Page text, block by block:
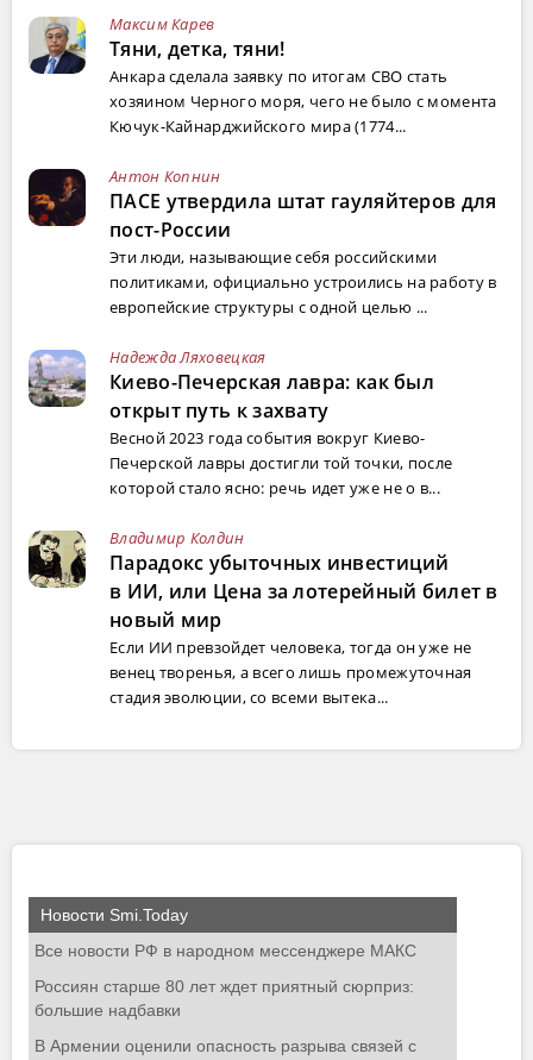
Максим Карев
Тяни, детка, тяни!
Анкара сделала заявку по итогам СВО стать
хозяином Черного моря, чего не было с момента
Кючук-Кайнарджийского мира (1774...
Антон Копнин
ПАСЕ утвердила штат гауляйтеров для
пост-России
Эти люди, называющие себя российскими
политиками, официально устроились на работу в
европейские структуры с одной целью ...
Надежда Ляховецкая
Киево-Печерская лавра: как был
открыт путь к захвату
Весной 2023 года события вокруг Киево-
Печерской лавры достигли той точки, после
которой стало ясно: речь идет уже не о в...
Владимир Колдин
Парадокс убыточных инвестиций
в ИИ, или Цена за лотерейный билет в
новый мир
Если ИИ превзойдет человека, тогда он уже не
венец творенья, а всего лишь промежуточная
стадия эволюции, со всеми вытека...